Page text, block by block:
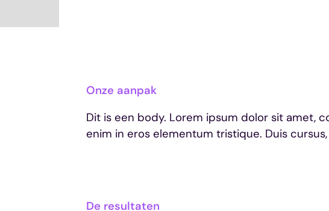
Onze aanpak
Dit is een body. Lorem ipsum dolor sit amet,
enim in eros elementum tristique. Duis
De resultaten